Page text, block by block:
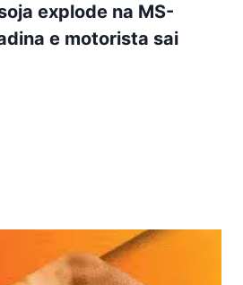
explode na MS-
e motorista sai